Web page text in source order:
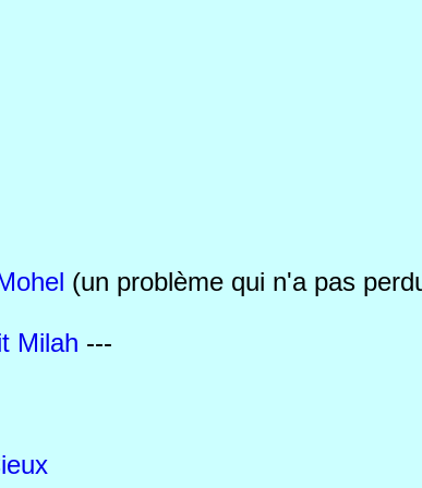
(un problème qui n'a pas
Milah ---